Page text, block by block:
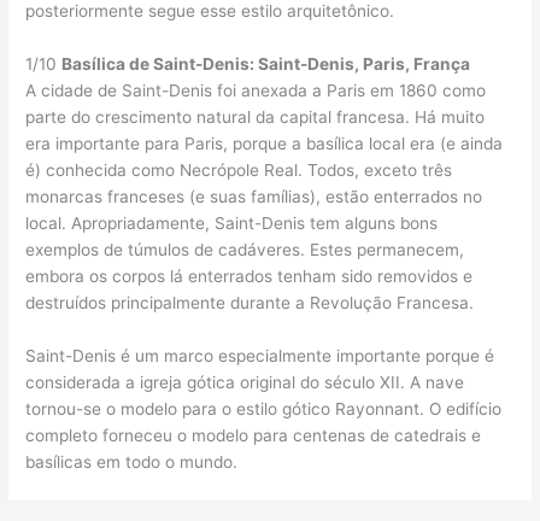
posteriormente segue esse estilo arquitetônico.
1/10 Basílica de Saint-Denis: Saint-Denis, Paris, França
A cidade de Saint-Denis foi anexada a Paris em 1860 como
parte do crescimento natural da capital francesa. Há muito
era importante para Paris, porque a basílica local era (e ainda
é) conhecida como Necrópole Real. Todos, exceto três
monarcas franceses (e suas famílias), estão enterrados no
local. Apropriadamente, Saint-Denis tem alguns bons
exemplos de túmulos de cadáveres. Estes permanecem,
embora os corpos lá enterrados tenham sido removidos e
destruídos principalmente durante a Revolução Francesa.
Saint-Denis é um marco especialmente importante porque é
considerada a igreja gótica original do século XII. A nave
tornou-se o modelo para o estilo gótico Rayonnant. O edifício
completo forneceu o modelo para centenas de catedrais e
basílicas em todo o mundo.